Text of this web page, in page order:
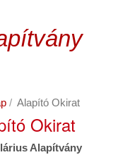
Alapító Okirat
Okirat
Alapítvány